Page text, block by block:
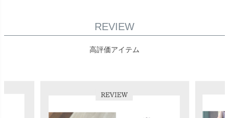
REVIEW
高評価アイテム